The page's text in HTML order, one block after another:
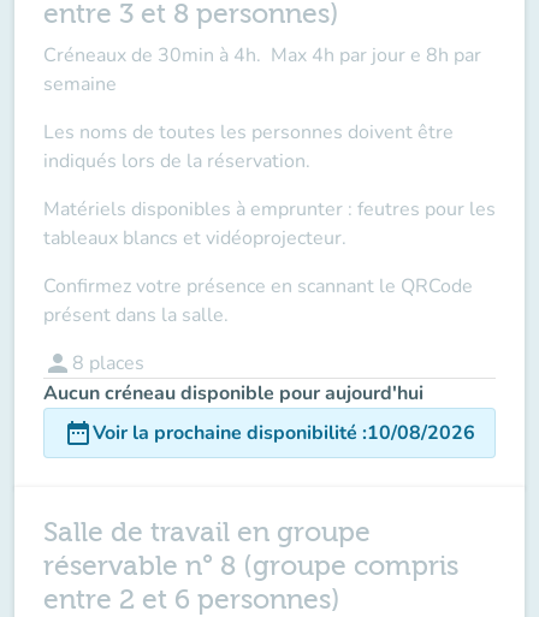
entre 3 et 8 personnes)
Créneaux de 30min à 4h. Max 4h par jour e 8h par
semaine
Les noms de toutes les personnes doivent être
indiqués lors de la réservation.
Matériels disponibles à emprunter : feutres pour les
tableaux blancs et vidéoprojecteur.
Confirmez votre présence en scannant le QRCode
présent dans la salle.
person 8 places
Aucun créneau disponible pour aujourd'hui
date_rangeVoir la prochaine disponibilité :10/08/2026
Salle de travail en groupe
réservable n° 8 (groupe compris
entre 2 et 6 personnes)